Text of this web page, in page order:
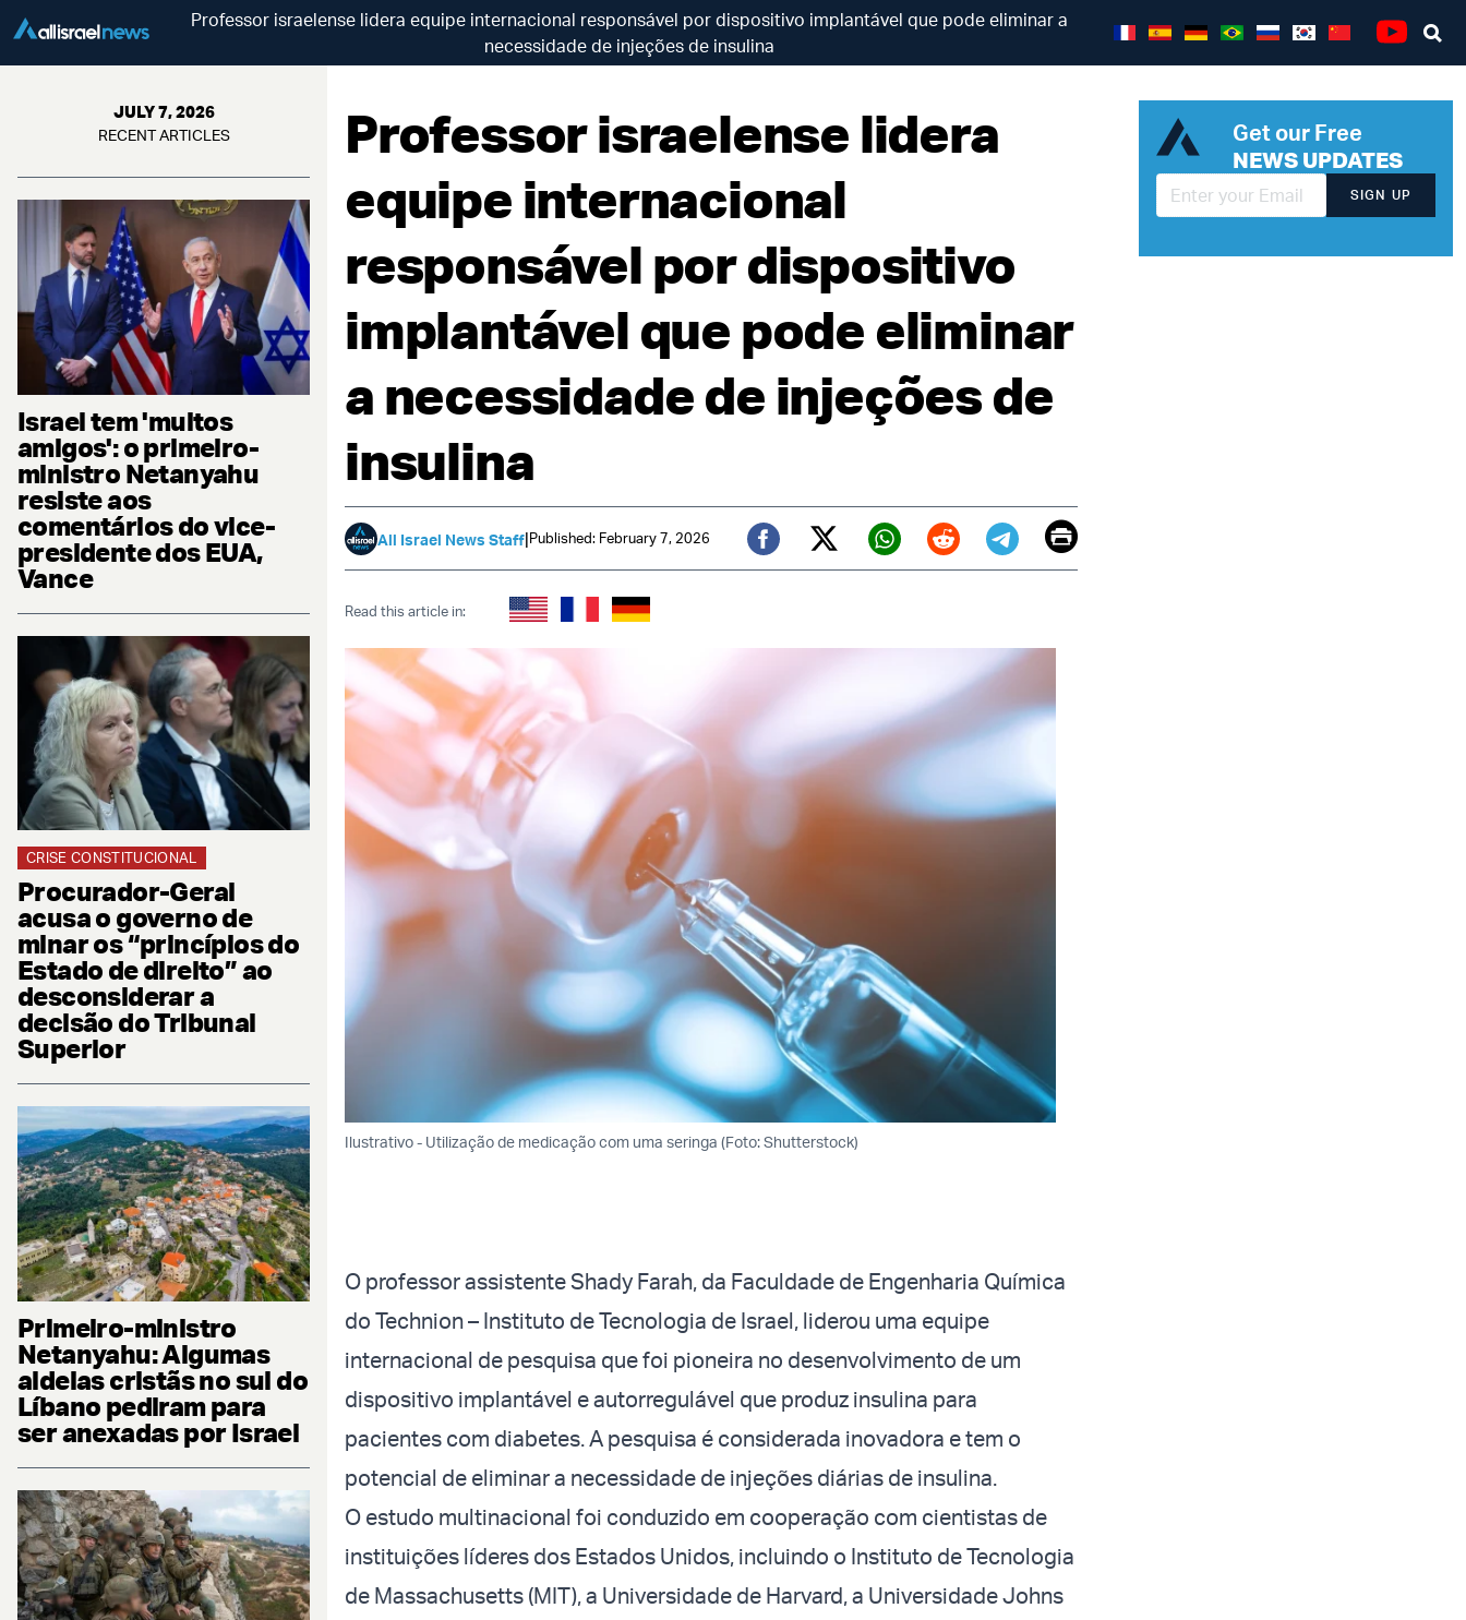
Professor israelense lidera equipe internacional responsável por dispositivo implantável que pode eliminar a
necessidade de injeções de insulina
JULY 7, 2026
RECENT ARTICLES
Israel tem 'muitos
amigos': o primeiro-
ministro Netanyahu
resiste aos
comentários do vice-
presidente dos EUA,
Vance
CRISE CONSTITUCIONAL
Procurador-Geral
acusa o governo de
minar os “princípios do
Estado de direito” ao
desconsiderar a
decisão do Tribunal
Superior
Primeiro-ministro
Netanyahu: Algumas
aldeias cristãs no sul do
Líbano pediram para
ser anexadas por Israel
Professor israelense lidera
equipe internacional
responsável por dispositivo
implantável que pode eliminar
a necessidade de injeções de
insulina
All Israel News Staff|Published: February 7, 2026
Facebook
Twitter (X)
Whatsapp
RedditTelegram
EmailPrint
Read this article in:
Ilustrativo - Utilização de medicação com uma seringa (Foto: Shutterstock)
O professor assistente Shady Farah, da Faculdade de Engenharia Química
do Technion – Instituto de Tecnologia de Israel, liderou uma equipe
internacional de pesquisa que foi pioneira no desenvolvimento de um
dispositivo implantável e autorregulável que produz insulina para
pacientes com diabetes. A pesquisa é considerada inovadora e tem o
potencial de eliminar a necessidade de injeções diárias de insulina.
O estudo multinacional foi conduzido em cooperação com cientistas de
instituições líderes dos Estados Unidos, incluindo o Instituto de Tecnologia
de Massachusetts (MIT), a Universidade de Harvard, a Universidade Johns
Get our Free
NEWS UPDATES
SIGN UP